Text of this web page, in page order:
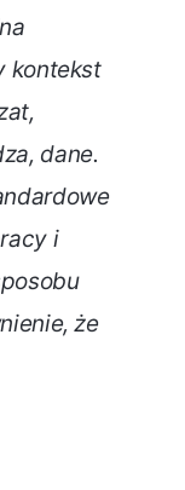
kontekst
dane.
i
że